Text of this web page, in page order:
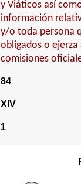
y Viáticos así
información
y/o toda persona
obligados o
comisiones
84
XIV
1